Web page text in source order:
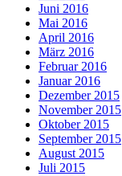
Juni 2016
Mai 2016
April 2016
März 2016
Februar 2016
Januar 2016
Dezember 2015
November 2015
Oktober 2015
September 2015
August 2015
Juli 2015